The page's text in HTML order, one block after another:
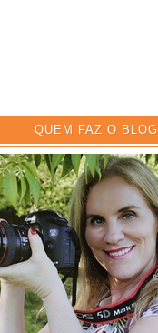
QUEM FAZ O BLOG